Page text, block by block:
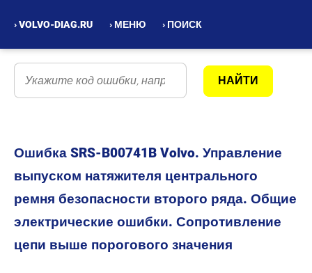
› VOLVO-DIAG.RU › МЕНЮ › ПОИСК
Ошибка SRS-B00741B Volvo. Управление
выпуском натяжителя центрального
ремня безопасности второго ряда. Общие
электрические ошибки. Сопротивление
цепи выше порогового значения